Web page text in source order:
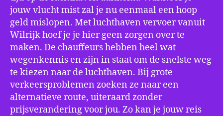
jouw vlucht mist zal je nu eenmaal een hoop
geld mislopen. Met luchthaven vervoer vanuit
Wilrijk hoef je je hier geen zorgen over te
maken. De chauffeurs hebben heel wat
wegenkennis en zijn in staat om de snelste weg
te kiezen naar de luchthaven. Bij grote
verkeersproblemen zoeken ze naar een
alternatieve route, uiteraard zonder
prijsverandering voor jou. Zo kan je jouw reis